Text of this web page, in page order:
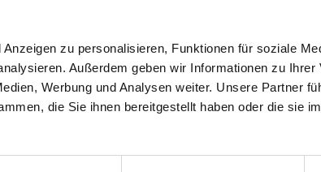
zu personalisieren, Funktionen für soziale
Außerdem geben wir Informationen zu Ihrer
Werbung und Analysen weiter. Unsere Partner
die Sie ihnen bereitgestellt haben oder die sie
10:52